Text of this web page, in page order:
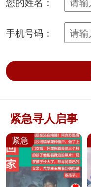
手机号码：
紧急寻人启事
紧急